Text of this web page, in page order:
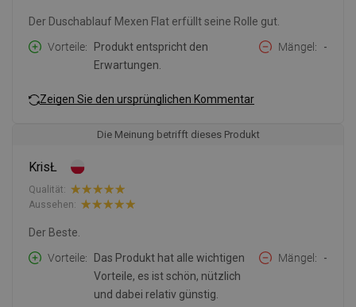
Der Duschablauf Mexen Flat erfüllt seine Rolle gut.
Vorteile
Produkt entspricht den
Erwartungen.
Mängel -
Zeigen Sie den ursprünglichen Kommentar
Die Meinung betrifft dieses Produkt
KrisŁ
Qualität:
Aussehen:
Der Beste.
Vorteile
Das Produkt hat alle wichtigen
Vorteile, es ist schön, nützlich
und dabei relativ günstig.
Mängel -